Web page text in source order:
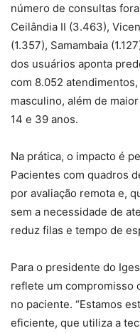
número de consultas
Ceilândia II (3.463),
(1.357), Samambaia
dos usuários aponta
com 8.052
masculino, além de
14 e 39 anos.
Na prática, o impacto é
Pacientes com quadros
por avaliação remota e,
sem a necessidade de
reduz filas e tempo de
Para o presidente do
reflete um compromisso
no paciente. “Estamos
eficiente, que utiliza a